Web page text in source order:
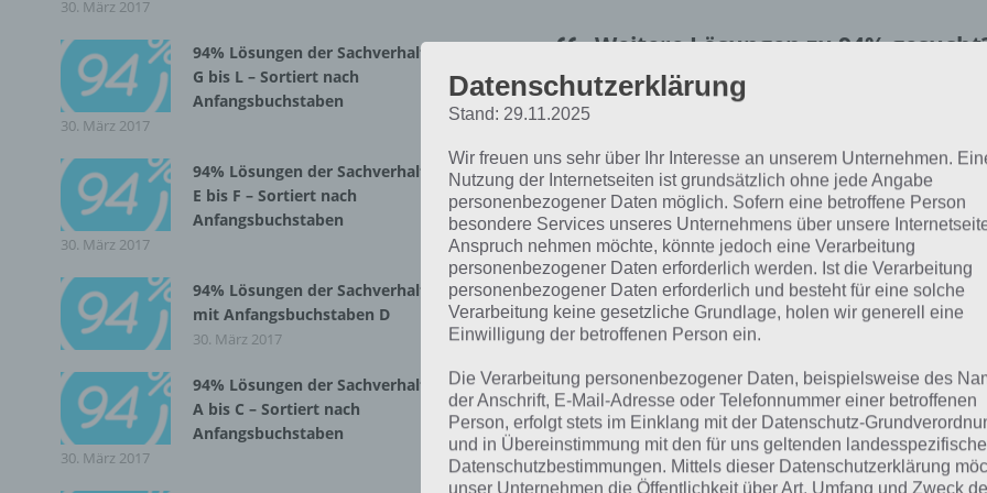
Weitere Lösungen zu 94% gesucht
Schaue inunsere Komplettlösung
schnell die Antworten und
über 100 Level finden!
Da die Reihenfolge der Level in 94% bei jedem Spieler
nachfolgend die 94% Lösung zum Sachverhalt “Das ist für
Das ist für einen
Lösung für 94%
30. März 2017
94% Lösungen der Sachverhalte
G bis L – Sortiert nach
Anfangsbuchstaben
30. März 2017
94% Lösungen der Sachverhalte
E bis F – Sortiert nach
Anfangsbuchstaben
30. März 2017
94% Lösungen der Sachverhalte
mit Anfangsbuchstaben D
30. März 2017
94% Lösungen der Sachverhalte
A bis C – Sortiert nach
Anfangsbuchstaben
30. März 2017
Datenschutzerklärung
Stand: 29.11.2025
Wir freuen uns sehr über Ihr Interesse an unserem Unternehmen.
Nutzung der Internetseiten ist grundsätzlich ohne jede Angabe
personenbezogener Daten möglich. Sofern eine betroffene Person
besondere Services unseres Unternehmens über unsere
Anspruch nehmen möchte, könnte jedoch eine Verarbeitung
personenbezogener Daten erforderlich werden. Ist die Verarbeitung
personenbezogener Daten erforderlich und besteht für eine solche
Verarbeitung keine gesetzliche Grundlage, holen wir generell eine
Einwilligung der betroffenen Person ein.
Die Verarbeitung personenbezogener Daten, beispielsweise des
der Anschrift, E-Mail-Adresse oder Telefonnummer einer betroffenen
Person, erfolgt stets im Einklang mit der Datenschutz-
und in Übereinstimmung mit den für uns geltenden
Datenschutzbestimmungen. Mittels dieser Datenschutzerklärung
unser Unternehmen die Öffentlichkeit über Art, Umfang und Zweck